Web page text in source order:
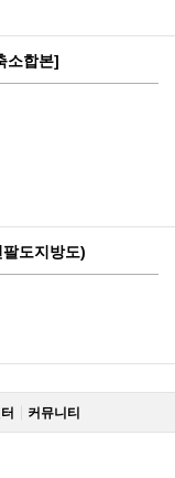
소합본]
도지방도)
커뮤니티